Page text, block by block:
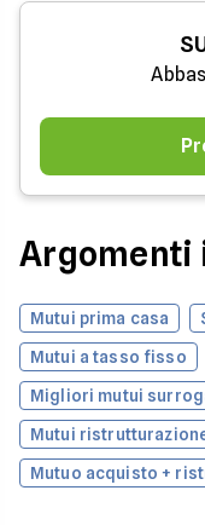
Argomenti
Mutui prima casa
Mutui a tasso fisso
Migliori mutui
Mutui
Mutuo acquisto +